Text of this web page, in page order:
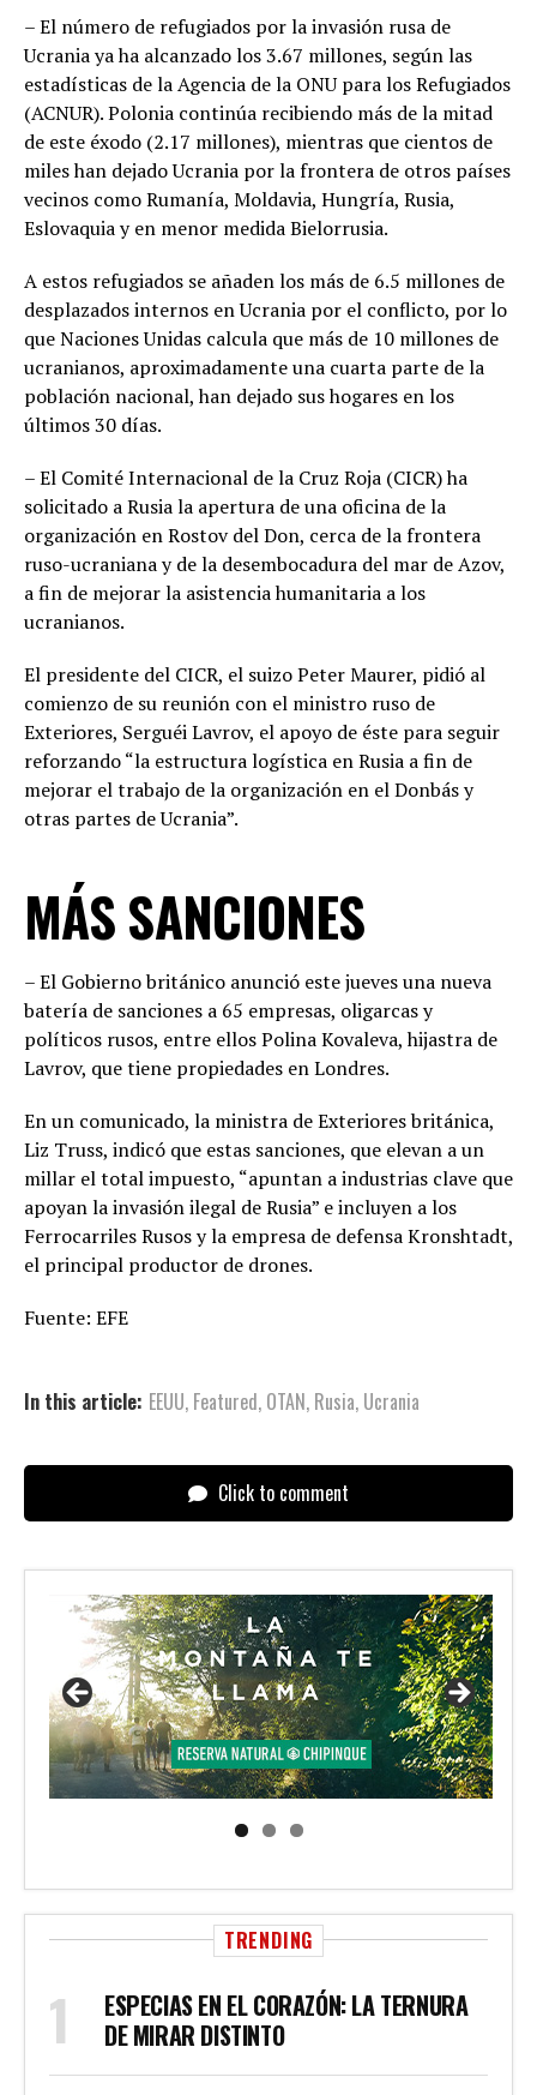
– El número de refugiados por la invasión rusa de
Ucrania ya ha alcanzado los 3.67 millones, según las
estadísticas de la Agencia de la ONU para los Refugiados
(ACNUR). Polonia continúa recibiendo más de la mitad
de este éxodo (2.17 millones), mientras que cientos de
miles han dejado Ucrania por la frontera de otros países
vecinos como Rumanía, Moldavia, Hungría, Rusia,
Eslovaquia y en menor medida Bielorrusia.
A estos refugiados se añaden los más de 6.5 millones de
desplazados internos en Ucrania por el conflicto, por lo
que Naciones Unidas calcula que más de 10 millones de
ucranianos, aproximadamente una cuarta parte de la
población nacional, han dejado sus hogares en los
últimos 30 días.
– El Comité Internacional de la Cruz Roja (CICR) ha
solicitado a Rusia la apertura de una oficina de la
organización en Rostov del Don, cerca de la frontera
ruso-ucraniana y de la desembocadura del mar de Azov,
a fin de mejorar la asistencia humanitaria a los
ucranianos.
El presidente del CICR, el suizo Peter Maurer, pidió al
comienzo de su reunión con el ministro ruso de
Exteriores, Serguéi Lavrov, el apoyo de éste para seguir
reforzando “la estructura logística en Rusia a fin de
mejorar el trabajo de la organización en el Donbás y
otras partes de Ucrania”.
MÁS SANCIONES
– El Gobierno británico anunció este jueves una nueva
batería de sanciones a 65 empresas, oligarcas y
políticos rusos, entre ellos Polina Kovaleva, hijastra de
Lavrov, que tiene propiedades en Londres.
En un comunicado, la ministra de Exteriores británica,
Liz Truss, indicó que estas sanciones, que elevan a un
millar el total impuesto, “apuntan a industrias clave que
apoyan la invasión ilegal de Rusia” e incluyen a los
Ferrocarriles Rusos y la empresa de defensa Kronshtadt,
el principal productor de drones.
Fuente: EFE
In this article: EEUU, Featured, OTAN, Rusia, Ucrania
Click to comment
TRENDING
ESPECIAS EN EL CORAZÓN: LA TERNURA
DE MIRAR DISTINTO